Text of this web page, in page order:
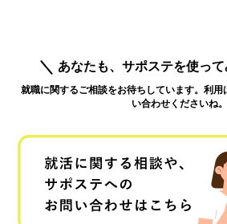
あなたも、サポステを使っ
就職に関するご相談をお待ちしています。利
い合わせくださいね。